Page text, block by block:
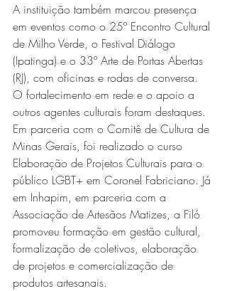
A instituição também marcou presença
em eventos como o 25º Encontro Cultural
de Milho Verde, o Festival Diálogo
(Ipatinga) e o 33º Arte de Portas Abertas
(RJ), com oficinas e rodas de conversa.
O fortalecimento em rede e o apoio a
outros agentes culturais foram destaques.
Em parceria com o Comitê de Cultura de
Minas Gerais, foi realizado o curso
Elaboração de Projetos Culturais para o
público LGBT+ em Coronel Fabriciano. Já
em Inhapim, em parceria com a
Associação de Artesãos Matizes, a Filó
promoveu formação em gestão cultural,
formalização de coletivos, elaboração
de projetos e comercialização de
produtos artesanais.